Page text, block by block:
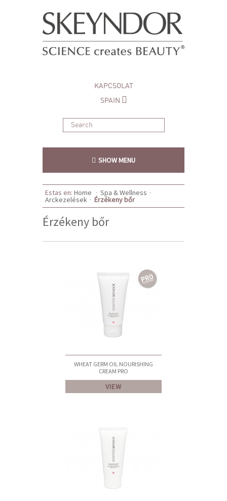
KAPCSOLAT
SPAIN
SHOW MENU
Estas en: Home · Spa & Wellness ·
Arckezelések · Érzékeny bőr
Érzékeny bőr
WHEAT GERM OIL NOURISHING
CREAM PRO
VIEW